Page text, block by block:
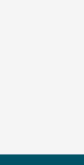
di posta
l’app di posta